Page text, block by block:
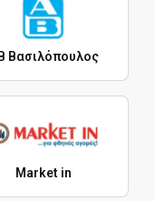
Βασιλόπουλος
Market in